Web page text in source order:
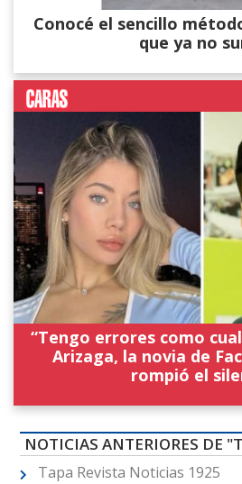
Conocé el sencillo
que ya no
“Tengo errores como
Arizaga, la novia de
rompió el
NOTICIAS ANTERIORES DE
Tapa Revista Noticias 1925